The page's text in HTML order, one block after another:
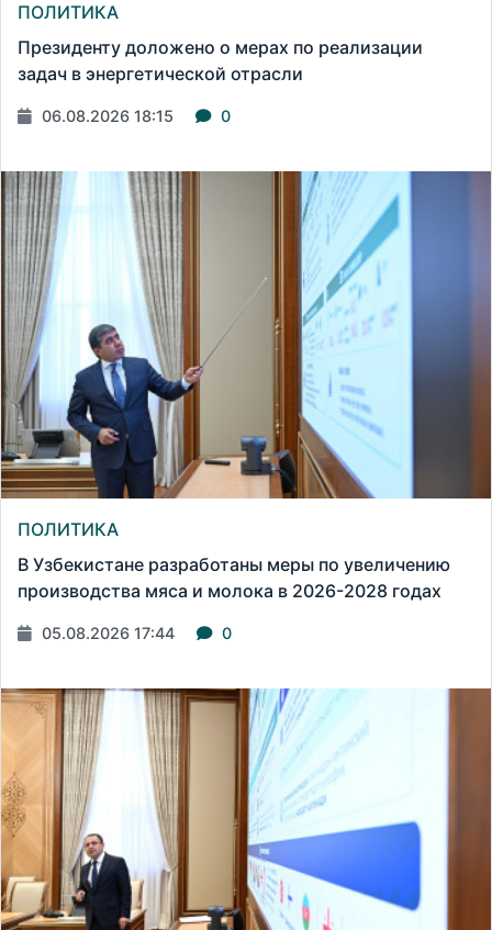
ПОЛИТИКА
Президенту доложено о мерах по реализации
задач в энергетической отрасли
06.08.2026 18:15 0
ПОЛИТИКА
В Узбекистане разработаны меры по увеличению
производства мяса и молока в 2026-2028 годах
05.08.2026 17:44 0